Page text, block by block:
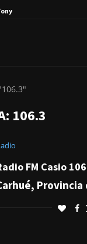
Iommi...
106.3
FM Casio
Provincia